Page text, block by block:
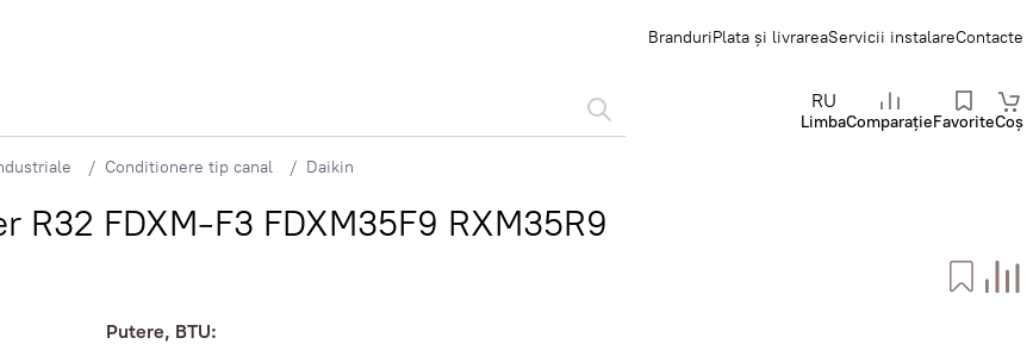
BranduriPlata și livrareaServicii instalareContacte
RU
LimbaComparațieFavoriteCoș
Conditionere tip canal Daikin
FDXM-F3 FDXM35F9 RXM35R9
Putere, BTU: